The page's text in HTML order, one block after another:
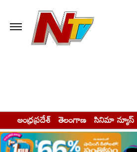
ఆంధ్రప్రదేశ్ తెలంగాణ సినిమా న్యూస్